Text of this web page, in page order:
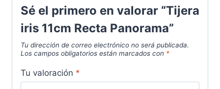
Sé el primero en valorar “Tijera
iris 11cm Recta Panorama”
Tu dirección de correo electrónico no será publicada.
Los campos obligatorios están marcados con *
Tu valoración *